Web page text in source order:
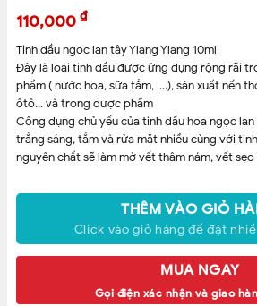
110,000 ₫
Tinh dầu ngọc lan tây Ylang Ylang 10ml
Đây là loại tinh dầu được ứng dụng rộng rãi
phẩm ( nước hoa, sữa tắm, ….), sản xuất nến
ôtô… và trong dược phẩm
Công dụng chủ yếu của tinh dầu hoa ngọc
trắng sáng, tắm và rửa mặt nhiều cùng với
nguyên chất sẽ làm mở vết thâm nám, vết
bên cạnh đó tinh dầu còn làm giảm các cơn
trợ tinh thần bay bổng và phấn chấn. Giảm
dầu ngọc lan tây nguyên chất làm dịu cảm
hay bực dọc và bị chịu áp lực
– Nhỏ 1 giọt tinh dầu ngọc lan tây vào khoảng
THÊM VÀO GIỎ
Click vào giỏ hàng để đặt
MUA NGAY
Gọi điện xác nhận và giao